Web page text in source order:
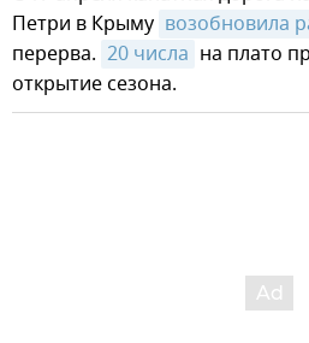
Петри в Крыму возобновила
перерва. 20 числа на плато
открытие сезона.